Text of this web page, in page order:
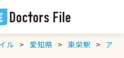
ル 愛知県 東栄駅 アレ